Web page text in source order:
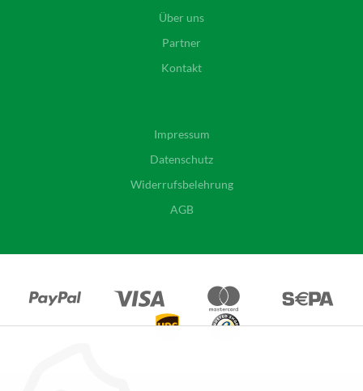
Über uns
Partner
Kontakt
Impressum
Datenschutz
Widerrufsbelehrung
AGB